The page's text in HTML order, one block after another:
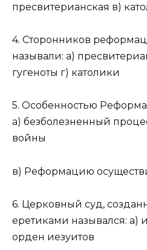
пресвитерианская в)
4. Сторонников
называли: а)
гугеноты г) католики
5. Особенностью
а) безболезненный
войны
в) Реформацию
6. Церковный суд,
еретиками назывался: а)
орден иезуитов